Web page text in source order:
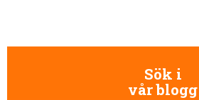
Sök i
vår blogg